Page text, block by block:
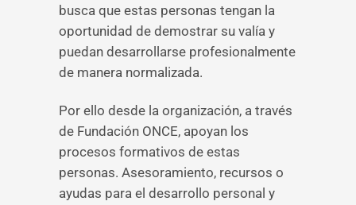
busca que estas personas tengan la
oportunidad de demostrar su valía y
puedan desarrollarse profesionalmente
de manera normalizada.
Por ello desde la organización, a través
de Fundación ONCE, apoyan los
procesos formativos de estas
personas. Asesoramiento, recursos o
ayudas para el desarrollo personal y